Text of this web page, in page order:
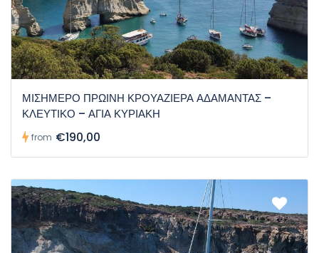
ΜΙΣΗΜΕΡΟ ΠΡΩΙΝΗ ΚΡΟΥΑΖΙΕΡΑ ΑΔΑΜΑΝΤΑΣ –
ΚΛΕΥΤΙΚΟ – ΑΓΙΑ ΚΥΡΙΑΚΗ
from €190,00